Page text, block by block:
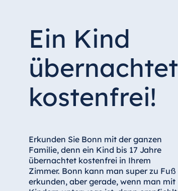
Ein Kind
übernachtet
kostenfrei!
Erkunden Sie Bonn mit der ganzen
Familie, denn ein Kind bis 17 Jahre
übernachtet kostenfrei in Ihrem
Zimmer. Bonn kann man super zu Fuß
erkunden, aber gerade, wenn man mit